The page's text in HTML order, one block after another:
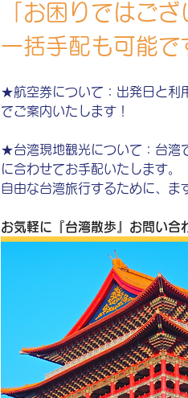
「お困りではご
一括手配も可能で
★航空券について：出発日と利
でご案内いたします！
★台湾現地観光について：台湾
に合わせてお手配いたします。
自由な台湾旅行するために、ま
お気軽に『台湾散歩』お問い合